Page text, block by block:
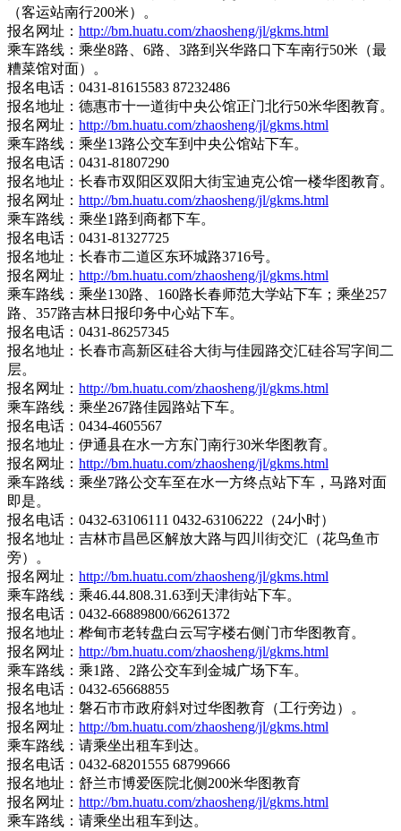
（客运站南行200米）。
报名网址： http://bm.huatu.com/zhaosheng/jl/gkms.html
乘车路线：乘坐8路、6路、3路到兴华路口下车南行50米（最
糟菜馆对面）。
报名电话：0431-81615583 87232486
报名地址：德惠市十一道街中央公馆正门北行50米华图教育。
报名网址： http://bm.huatu.com/zhaosheng/jl/gkms.html
乘车路线：乘坐13路公交车到中央公馆站下车。
报名电话：0431-81807290
报名地址：长春市双阳区双阳大街宝迪克公馆一楼华图教育。
报名网址： http://bm.huatu.com/zhaosheng/jl/gkms.html
乘车路线：乘坐1路到商都下车。
报名电话：0431-81327725
报名地址：长春市二道区东环城路3716号。
报名网址： http://bm.huatu.com/zhaosheng/jl/gkms.html
乘车路线：乘坐130路、160路长春师范大学站下车；乘坐257
路、357路吉林日报印务中心站下车。
报名电话：0431-86257345
报名地址：长春市高新区硅谷大街与佳园路交汇硅谷写字间二
层。
报名网址： http://bm.huatu.com/zhaosheng/jl/gkms.html
乘车路线：乘坐267路佳园路站下车。
报名电话：0434-4605567
报名地址：伊通县在水一方东门南行30米华图教育。
报名网址： http://bm.huatu.com/zhaosheng/jl/gkms.html
乘车路线：乘坐7路公交车至在水一方终点站下车，马路对面
即是。
报名电话：0432-63106111 0432-63106222（24小时）
报名地址：吉林市昌邑区解放大路与四川街交汇（花鸟鱼市
旁）。
报名网址： http://bm.huatu.com/zhaosheng/jl/gkms.html
乘车路线：乘46.44.808.31.63到天津街站下车。
报名电话：0432-66889800/66261372
报名地址：桦甸市老转盘白云写字楼右侧门市华图教育。
报名网址： http://bm.huatu.com/zhaosheng/jl/gkms.html
乘车路线：乘1路、2路公交车到金城广场下车。
报名电话：0432-65668855
报名地址：磐石市市政府斜对过华图教育（工行旁边）。
报名网址： http://bm.huatu.com/zhaosheng/jl/gkms.html
乘车路线：请乘坐出租车到达。
报名电话：0432-68201555 68799666
报名地址：舒兰市博爱医院北侧200米华图教育
报名网址： http://bm.huatu.com/zhaosheng/jl/gkms.html
乘车路线：请乘坐出租车到达。